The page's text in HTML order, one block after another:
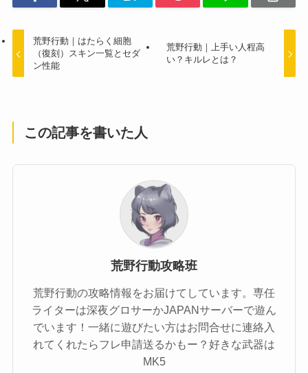
荒野行動｜はたらく細胞
（復刻）スキン一覧とセダ
ン性能
荒野行動｜上手い人程高
い？キルレとは？
この記事を書いた人
荒野行動攻略班
荒野行動の攻略情報をお届けてしています。専任
ライターは深夜グロサーかJAPANサーバーで遊ん
でいます！一緒に遊びたい方はお問合せに連絡入
れてくれたらフレ申請送るかもー？好きな武器は
MK5